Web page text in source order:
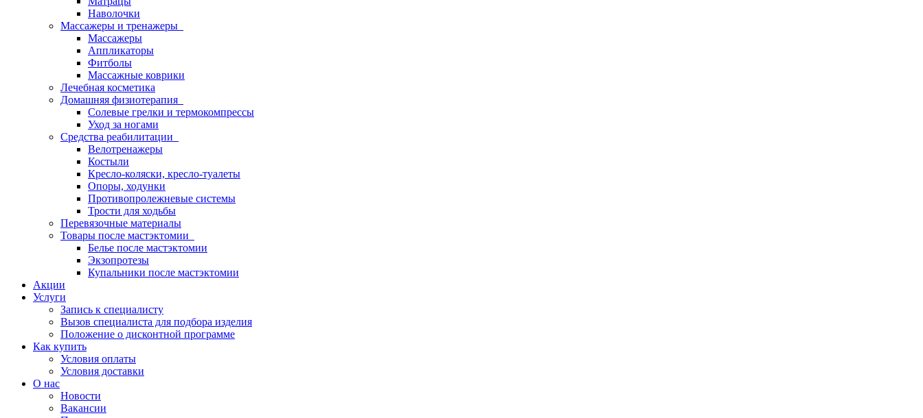
Наволочки
Массажеры и тренажеры
Массажеры
Аппликаторы
Фитболы
Массажные коврики
Лечебная косметика
Домашняя физиотерапия
Солевые грелки и термокомпрессы
Уход за ногами
Средства реабилитации
Велотренажеры
Костыли
Кресло-коляски, кресло-туалеты
Опоры, ходунки
Противопролежневые системы
Трости для ходьбы
Перевязочные материалы
Товары после мастэктомии
Белье после мастэктомии
Экзопротезы
Купальники после мастэктомии
Акции
Услуги
Запись к специалисту
Вызов специалиста для подбора изделия
Положение о дисконтной программе
Как купить
Условия оплаты
Условия доставки
О нас
Новости
Вакансии